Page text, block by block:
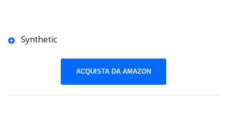
Synthetic
ACQUISTA DA AMAZON